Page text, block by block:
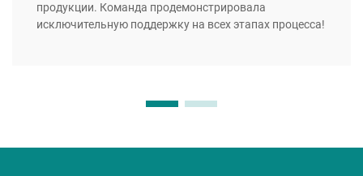
продукции. Команда продемонстрировала
исключительную поддержку на всех этапах процесса!